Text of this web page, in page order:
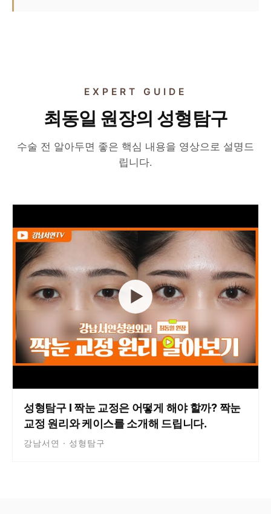
EXPERT GUIDE
최동일 원장의 성형탐구
수술 전 알아두면 좋은 핵심 내용을 영상으로 설명드
립니다.
▶
성형탐구 I 짝눈 교정은 어떻게 해야 할까? 짝눈
교정 원리와 케이스를 소개해 드립니다.
강남서연 · 성형탐구